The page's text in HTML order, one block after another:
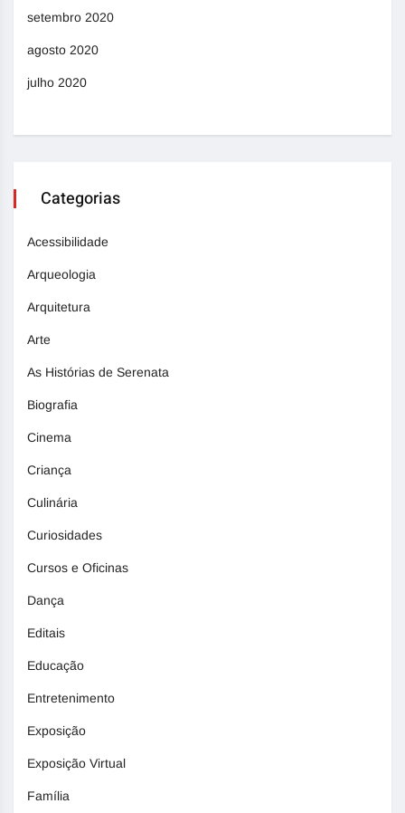
setembro 2020
agosto 2020
julho 2020
Categorias
Acessibilidade
Arqueologia
Arquitetura
Arte
As Histórias de Serenata
Biografia
Cinema
Criança
Culinária
Curiosidades
Cursos e Oficinas
Dança
Editais
Educação
Entretenimento
Exposição
Exposição Virtual
Família